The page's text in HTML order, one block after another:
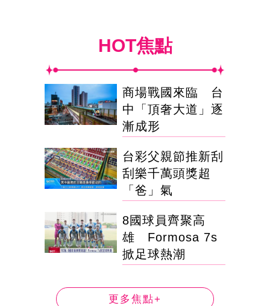
HOT焦點
商場戰國來臨 台
中「頂奢大道」逐
漸成形
台彩父親節推新刮
刮樂千萬頭獎超
「爸」氣
8國球員齊聚高
雄 Formosa 7s
掀足球熱潮
更多焦點+